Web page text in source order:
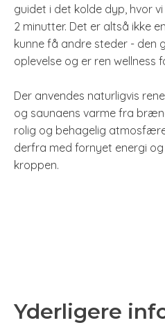
guidet i det kolde dyp, hvor
2 minutter. Det er altså ikke
kunne få andre steder - den
oplevelse og er ren wellness
Der anvendes naturligvis
og saunaens varme fra
rolig og behagelig
derfra med fornyet energi
kroppen.
Yderligere